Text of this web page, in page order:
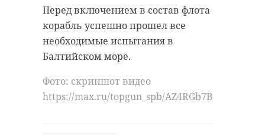
Перед включением в состав флота
корабль успешно прошел все
необходимые испытания в
Балтийском море.
Фото: скриншот видео
https://max.ru/topgun_spb/AZ4RGb7BdsA
https://max.ru/sport47/AZ4NvdKHFeA
Комитет по спорту
день победы
псо шлиссельбург
спасение на воде
Поделиться статьей: